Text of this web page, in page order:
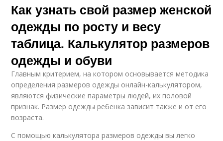
Как узнать свой размер женской
одежды по росту и весу
таблица. Калькулятор размеров
одежды и обуви
Главным критерием, на котором основывается методика
определения размеров одежды онлайн-калькулятором,
являются физические параметры людей, их половой
признак. Размер одежды ребенка зависит также и от его
возраста.
С помощью калькулятора размеров одежды вы легко